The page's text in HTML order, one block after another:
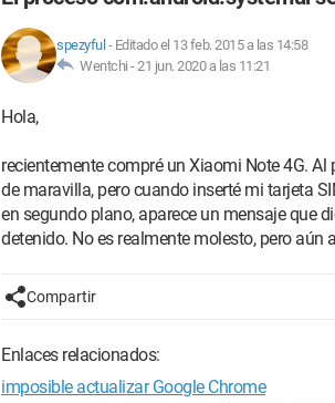
spezyful - Editado el 13 feb. 2015 a las 14:58
Wentchi -21 jun. 2020 a las 11:21
Hola,
recientemente compré un Xiaomi Note 4G.
de maravilla, pero cuando inserté mi tarjeta
en segundo plano, aparece un mensaje que
detenido. No es realmente molesto, pero aún
Compartir
Enlaces relacionados:
imposible actualizar Google Chrome